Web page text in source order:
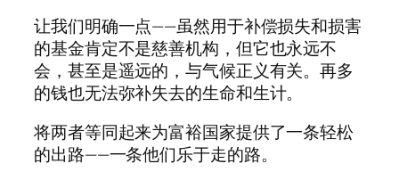
让我们明确一点——虽然用于补偿损失和损害
的基金肯定不是慈善机构，但它也永远不
会，甚至是遥远的，与气候正义有关。再多
的钱也无法弥补失去的生命和生计。
将两者等同起来为富裕国家提供了一条轻松
的出路——一条他们乐于走的路。